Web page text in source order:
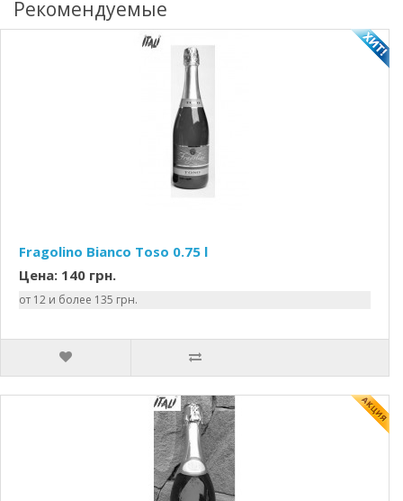
Рекомендуемые
Fragolino Bianco Toso 0.75 l
Цена: 140 грн.
от 12 и более 135 грн.